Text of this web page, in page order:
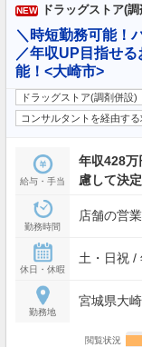
NEW ドラッグストア(
＼時短勤務可能！
／年収UP目指せ
能！<大崎市>
ドラッグストア(調剤併設)
コンサルタントを経由する
給与・手当
年収428
慮して決
勤務時間
店舗の営
休日・休暇
土・日祝 /
勤務地
宮城県大
閲覧状況